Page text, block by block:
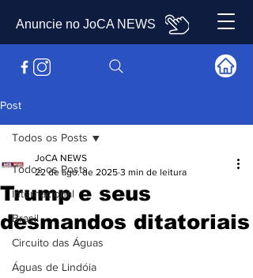
Anuncie no JoCA NEWS
Post
Todos os Posts
Internacional
Brasil
Circuito das Águas
Águas de Lindóia
Todos os Posts
Trump e seus
desmandos ditatoriais
JoCA NEWS
22 de ago. de 2025 3 min de leitura